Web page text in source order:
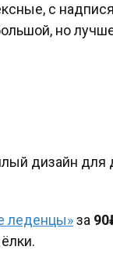
с
но лучше
дизайн для
леденцы»за